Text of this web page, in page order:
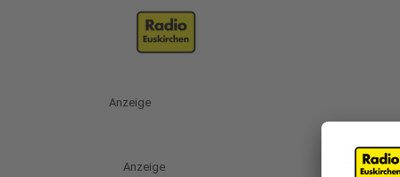
Anzeige
Anzeige